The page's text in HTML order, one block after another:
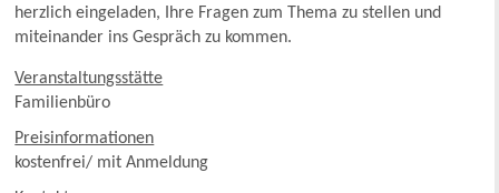
herzlich eingeladen, Ihre Fragen zum Thema zu stellen und
miteinander ins Gespräch zu kommen.
Veranstaltungsstätte
Familienbüro
Preisinformationen
kostenfrei/ mit Anmeldung